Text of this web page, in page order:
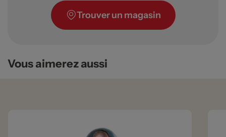
Trouver un magasin
Vous aimerez aussi